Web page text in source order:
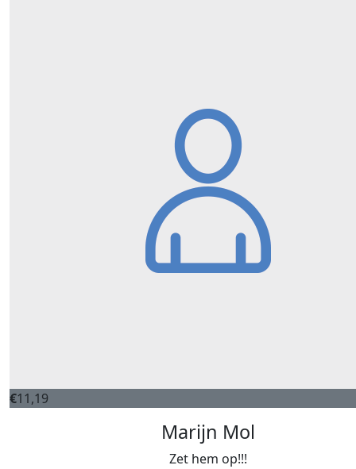
€11,19
Marijn Mol
Zet hem op!!!